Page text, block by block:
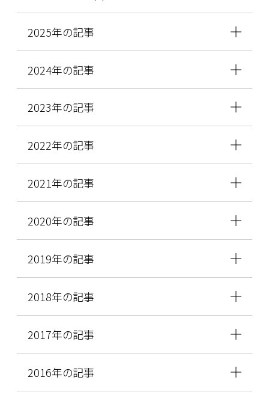
2025年の記事
2024年の記事
2023年の記事
2022年の記事
2021年の記事
2020年の記事
2019年の記事
2018年の記事
2017年の記事
2016年の記事